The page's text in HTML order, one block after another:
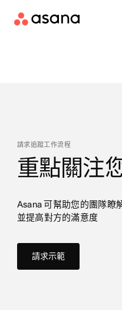
請求追蹤工作流程
重點關注
Asana 可幫助您的團隊瞭
並提高對方的滿意度
請求示範